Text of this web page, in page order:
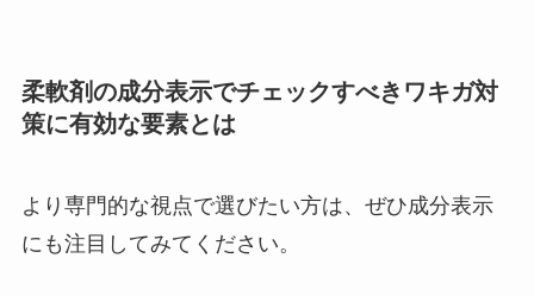
柔軟剤の成分表示でチェックすべきワキガ対
策に有効な要素とは
より専門的な視点で選びたい方は、ぜひ成分表示
にも注目してみてください。